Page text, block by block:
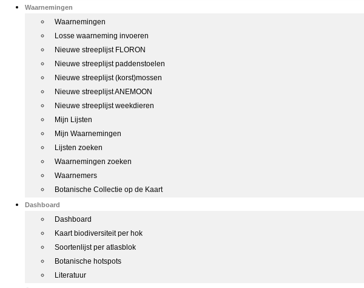
Waarnemingen
Waarnemingen
Losse waarneming invoeren
Nieuwe streeplijst FLORON
Nieuwe streeplijst paddenstoelen
Nieuwe streeplijst (korst)mossen
Nieuwe streeplijst ANEMOON
Nieuwe streeplijst weekdieren
Mijn Lijsten
Mijn Waarnemingen
Lijsten zoeken
Waarnemingen zoeken
Waarnemers
Botanische Collectie op de Kaart
Dashboard
Dashboard
Kaart biodiversiteit per hok
Soortenlijst per atlasblok
Botanische hotspots
Literatuur